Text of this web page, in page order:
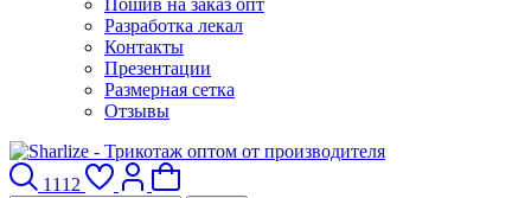
Пошив на заказ опт
Разработка лекал
Контакты
Презентации
Размерная сетка
Отзывы
1112